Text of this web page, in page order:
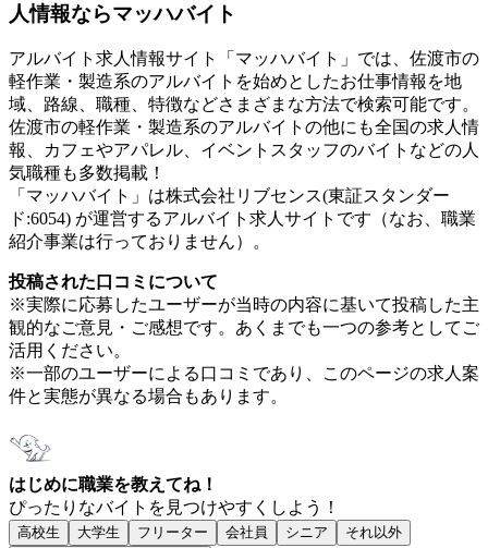
人情報ならマッハバイト
アルバイト求人情報サイト「マッハバイト」では、佐渡市の
軽作業・製造系のアルバイトを始めとしたお仕事情報を地
域、路線、職種、特徴などさまざまな方法で検索可能です。
佐渡市の軽作業・製造系のアルバイトの他にも全国の求人情
報、カフェやアパレル、イベントスタッフのバイトなどの人
気職種も多数掲載！
「マッハバイト」は株式会社リブセンス(東証スタンダー
ド:6054) が運営するアルバイト求人サイトです（なお、職業
紹介事業は行っておりません）。
投稿された口コミについて
※実際に応募したユーザーが当時の内容に基いて投稿した主
観的なご意見・ご感想です。あくまでも一つの参考としてご
活用ください。
※一部のユーザーによる口コミであり、このページの求人案
件と実態が異なる場合もあります。
はじめに職業を教えてね！
ぴったりなバイトを見つけやすくしよう！
高校生 大学生 フリーター 会社員 シニア
それ以外